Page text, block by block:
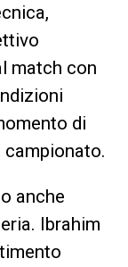
match con
di
anche
Ibrahim